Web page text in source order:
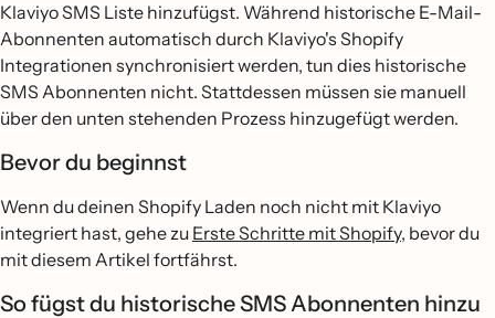
Klaviyo SMS Liste hinzufügst. Während historische E-Mail-
Abonnenten automatisch durch Klaviyo's Shopify
Integrationen synchronisiert werden, tun dies historische
SMS Abonnenten nicht. Stattdessen müssen sie manuell
über den unten stehenden Prozess hinzugefügt werden.
Bevor du beginnst
Wenn du deinen Shopify Laden noch nicht mit Klaviyo
integriert hast, gehe zu Erste Schritte mit Shopify, bevor du
mit diesem Artikel fortfährst.
So fügst du historische SMS Abonnenten hinzu